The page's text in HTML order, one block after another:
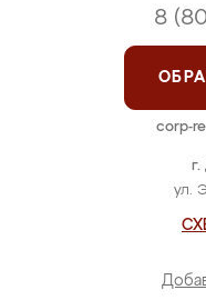
ул.
8
corp-